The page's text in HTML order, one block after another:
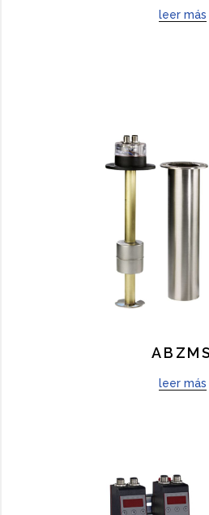
leer más
ABZMS
leer más